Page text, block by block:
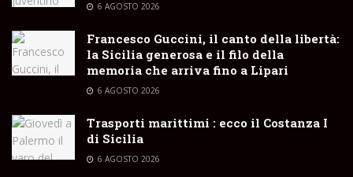
6 AGOSTO 2026
Francesco Guccini, il canto della libertà:
la Sicilia generosa e il filo della
memoria che arriva fino a Lipari
6 AGOSTO 2026
Trasporti marittimi : ecco il Costanza I
di Sicilia
6 AGOSTO 2026